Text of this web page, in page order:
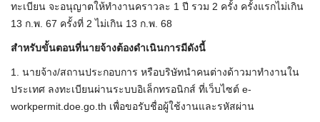
ทะเบียน จะอนุญาตให้ทำงานคราวละ 1 ปี รวม 2 ครั้ง ครั้งแรกไม่เกิน
13 ก.พ. 67 ครั้งที่ 2 ไม่เกิน 13 ก.พ. 68
สำหรับขั้นตอนที่นายจ้างต้องดำเนินการมีดังนี้
1. นายจ้าง/สถานประกอบการ หรือบริษัทนำคนต่างด้าวมาทำงานใน
ประเทศ ลงทะเบียนผ่านระบบอิเล็กทรอนิกส์ ที่เว็บไซต์ e-
workpermit.doe.go.th เพื่อขอรับชื่อผู้ใช้งานและรหัสผ่าน